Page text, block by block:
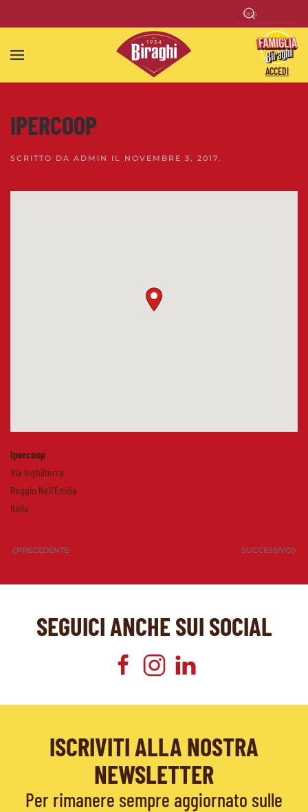
Skip to main content
ACCEDI
IPERCOOP
SCRITTO DA ADMIN IL NOVEMBRE 3, 2017.
Ipercoop
Via Inghilterra
Reggio Nell'Emilia
Italia
PRECEDENTE SUCCESSIVO
SEGUICI ANCHE SUI SOCIAL
ISCRIVITI ALLA NOSTRA
NEWSLETTER
Per rimanere sempre aggiornato sulle